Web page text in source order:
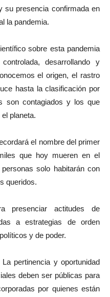
su presencia confirmada en
la pandemia.
sobre esta pandemia
desarrollando y
el origen, el rastro
hasta la clasificación por
son contagiados y los que
planeta.
el nombre del primer
que hoy mueren en el
solo habitarán con
queridos.
presenciar actitudes de
a estrategias de orden
y de poder.
pertinencia y oportunidad
deben ser públicas para
por quienes están